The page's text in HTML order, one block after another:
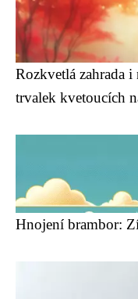
Rozkvetlá zahrada
trvalek kvetoucích
Hnojení brambor: